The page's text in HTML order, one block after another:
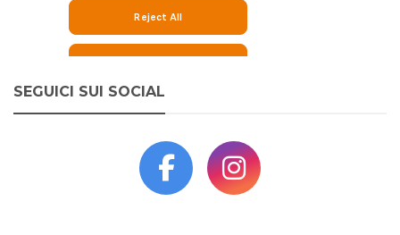
SEGUICI SUI SOCIAL